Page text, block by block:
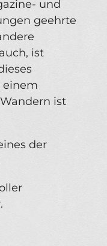
und
geehrte
ist
einem
ist
der